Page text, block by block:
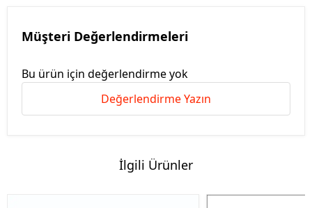
Müşteri Değerlendirmeleri
Bu ürün için değerlendirme yok
Değerlendirme Yazın
İlgili Ürünler